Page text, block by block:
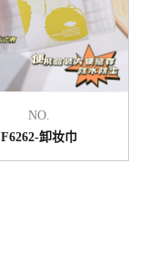
NO.
F6262-卸妆巾